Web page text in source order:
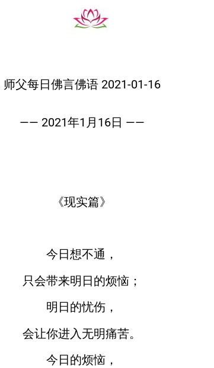
师父每日佛言佛语 2021-01-16
—— 2021年1月16日 ——
《现实篇》
今日想不通，
只会带来明日的烦恼；
明日的忧伤，
会让你进入无明痛苦。
今日的烦恼，